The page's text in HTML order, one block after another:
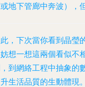
地下管廊中奔波），
，下次當你看到晶瑩
想一想這兩個看似不
到網絡工程中抽象的
生活品質的生動體現